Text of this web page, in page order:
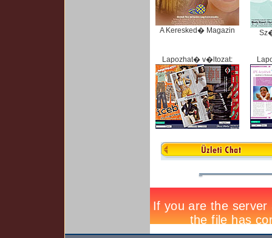
A Keresked� Magazin
Lapozhat� v�ltozat: